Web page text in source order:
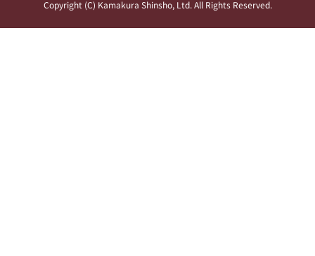
Copyright (C) Kamakura Shinsho, Ltd. All Rights Reserved.